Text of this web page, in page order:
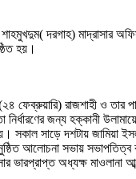
শাহমুখদুম( দরগাহ) মাদ্রাসার
হয়।
ফেব্রুয়ারি) রাজশাহী ও তার
নির্ধারণের জন্য হক্কানী
সকাল সাড়ে দশটায় জামিয়া
আলোচনা সভায় সভাপতিত্ব
ভারপ্রাপ্ত অধ্যক্ষ মাওলানা